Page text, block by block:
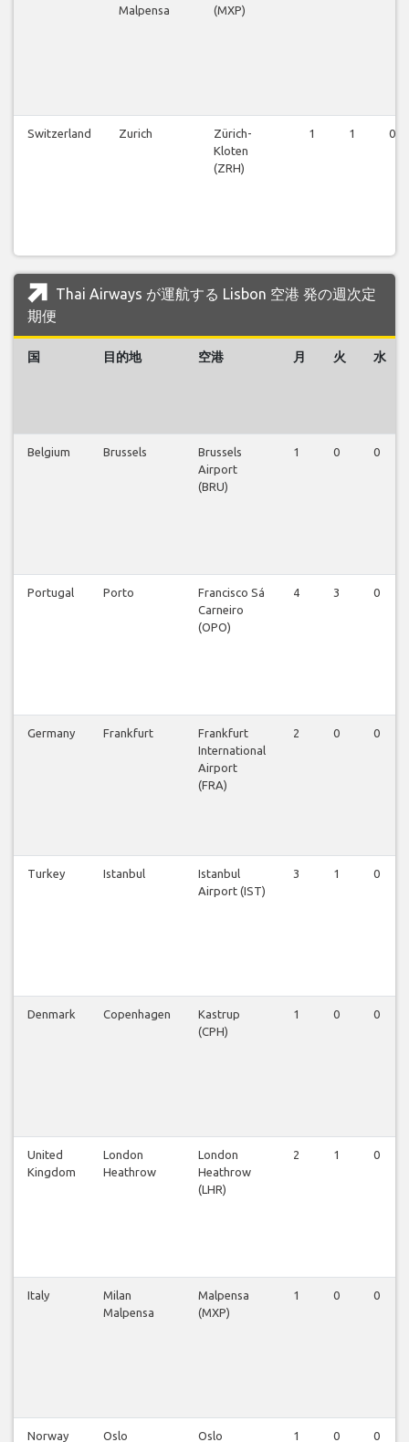
Malpensa
(MXP)
Switzerland Zurich
Zürich-
Kloten
(ZRH)
1 1 0
Thai Airways が運航する Lisbon 空港 発の週次定
期便
国 目的地 空港 月 火 水
Belgium Brussels
Brussels
Airport
(BRU)
1 0 0
Portugal Porto
Francisco Sá
Carneiro
(OPO)
4 3 0
Germany Frankfurt
Frankfurt
International
Airport
(FRA)
2 0 0
Turkey Istanbul
Istanbul
Airport (IST)
3 1 0
Denmark Copenhagen
Kastrup
(CPH)
1 0 0
United
Kingdom
London
Heathrow
London
Heathrow
(LHR)
2 1 0
Italy
Milan
Malpensa
Malpensa
(MXP)
1 0 0
Norway Oslo Oslo 1 0 0